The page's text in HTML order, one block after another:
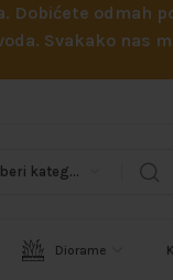
odmah
Svakako nas
Odaberi kategoriju
Diorame